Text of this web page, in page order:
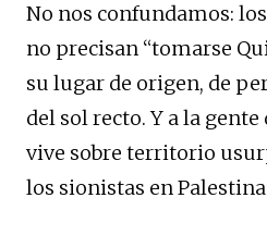
No nos confundamos:
no precisan “tomarse
su lugar de origen, de
del sol recto. Y a la gente
vive sobre territorio
los sionistas en